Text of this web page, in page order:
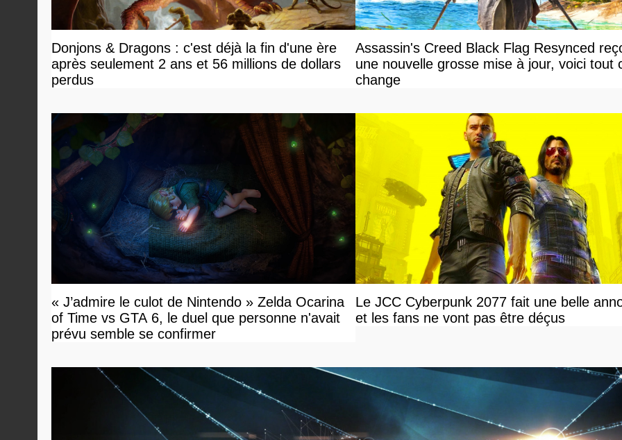
Donjons & Dragons : c'est déjà la fin d'une ère
après seulement 2 ans et 56 millions de dollars
perdus
Assassin's Creed Black Flag Resynced
une nouvelle grosse mise à jour, voici tout
change
« J’admire le culot de Nintendo » Zelda Ocarina
of Time vs GTA 6, le duel que personne n'avait
prévu semble se confirmer
Le JCC Cyberpunk 2077 fait une belle
et les fans ne vont pas être déçus